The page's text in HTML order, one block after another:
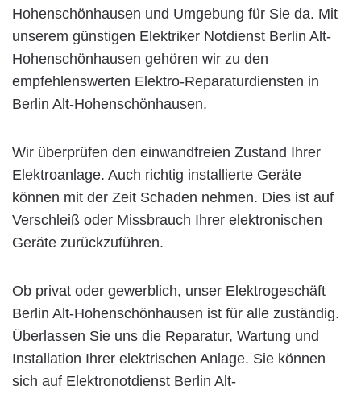
Hohenschönhausen und Umgebung für Sie da. Mit
unserem günstigen Elektriker Notdienst Berlin Alt-
Hohenschönhausen gehören wir zu den
empfehlenswerten Elektro-Reparaturdiensten in
Berlin Alt-Hohenschönhausen.
Wir überprüfen den einwandfreien Zustand Ihrer
Elektroanlage. Auch richtig installierte Geräte
können mit der Zeit Schaden nehmen. Dies ist auf
Verschleiß oder Missbrauch Ihrer elektronischen
Geräte zurückzuführen.
Ob privat oder gewerblich, unser Elektrogeschäft
Berlin Alt-Hohenschönhausen ist für alle zuständig.
Überlassen Sie uns die Reparatur, Wartung und
Installation Ihrer elektrischen Anlage. Sie können
sich auf Elektronotdienst Berlin Alt-